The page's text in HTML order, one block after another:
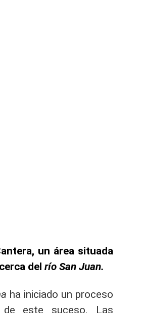
un área situada
delrío San Juan.
ha iniciado un proceso
de este suceso. Las